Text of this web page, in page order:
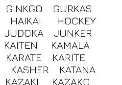
GINKGO
GURKAS
HAIKAI
HOCKEY
JUDOKA
JUNKER
KAITEN
KAMALA
KARATE
KARITE
KASHER
KATANA
KAZAKI
KAZAKO